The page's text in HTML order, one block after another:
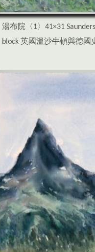
湯布院〈1〉41×31
block 英國溫沙牛頓與德國